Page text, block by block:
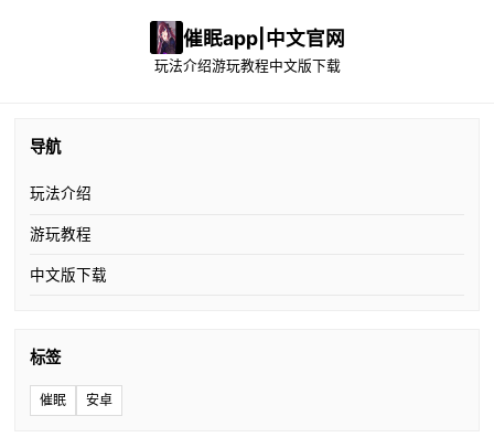
催眠app|中文官网
玩法介绍游玩教程中文版下载
导航
玩法介绍
游玩教程
中文版下载
标签
催眠 安卓